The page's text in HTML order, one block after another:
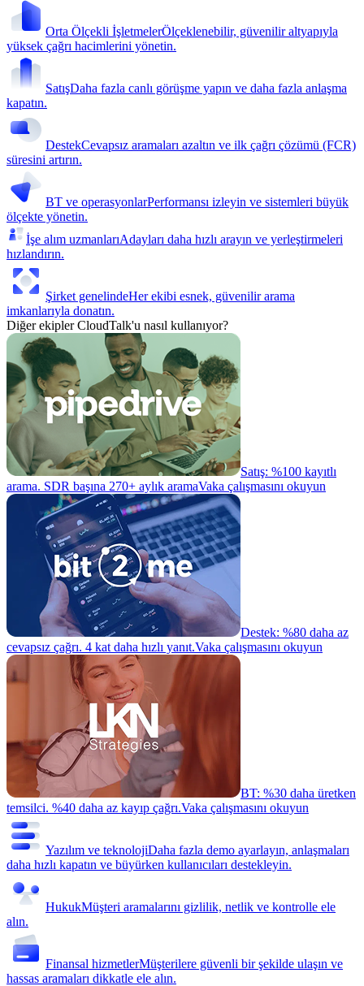
Orta Ölçekli İşletmelerÖlçeklenebilir, güvenilir altyapıyla
yüksek çağrı hacimlerini yönetin.
SatışDaha fazla canlı görüşme yapın ve daha fazla anlaşma
kapatın.
DestekCevapsız aramaları azaltın ve ilk çağrı çözümü (FCR)
süresini artırın.
BT ve operasyonlarPerformansı izleyin ve sistemleri büyük
ölçekte yönetin.
İşe alım uzmanlarıAdayları daha hızlı arayın ve yerleştirmeleri
hızlandırın.
Şirket genelindeHer ekibi esnek, güvenilir arama
imkanlarıyla donatın.
Diğer ekipler CloudTalk'u nasıl kullanıyor?
Satış: %100 kayıtlı
arama. SDR başına 270+ aylık aramaVaka çalışmasını okuyun
Destek: %80 daha az
cevapsız çağrı. 4 kat daha hızlı yanıt.Vaka çalışmasını okuyun
BT: %30 daha üretken
temsilci. %40 daha az kayıp çağrı.Vaka çalışmasını okuyun
Yazılım ve teknolojiDaha fazla demo ayarlayın, anlaşmaları
daha hızlı kapatın ve büyürken kullanıcıları destekleyin.
HukukMüşteri aramalarını gizlilik, netlik ve kontrolle ele
alın.
Finansal hizmetlerMüşterilere güvenli bir şekilde ulaşın ve
hassas aramaları dikkatle ele alın.